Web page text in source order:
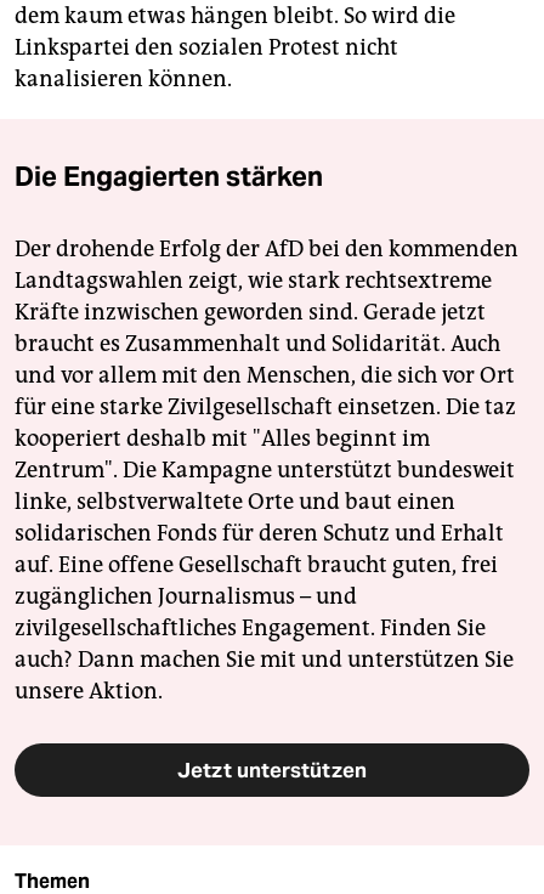
dem kaum etwas hängen bleibt. So wird die
Linkspartei den sozialen Protest nicht
kanalisieren können.
Die Engagierten stärken
Der drohende Erfolg der AfD bei den kommenden
Landtagswahlen zeigt, wie stark rechtsextreme
Kräfte inzwischen geworden sind. Gerade jetzt
braucht es Zusammenhalt und Solidarität. Auch
und vor allem mit den Menschen, die sich vor Ort
für eine starke Zivilgesellschaft einsetzen. Die taz
kooperiert deshalb mit "Alles beginnt im
Zentrum". Die Kampagne unterstützt bundesweit
linke, selbstverwaltete Orte und baut einen
solidarischen Fonds für deren Schutz und Erhalt
auf. Eine offene Gesellschaft braucht guten, frei
zugänglichen Journalismus – und
zivilgesellschaftliches Engagement. Finden Sie
auch? Dann machen Sie mit und unterstützen Sie
unsere Aktion.
Jetzt unterstützen
Themen